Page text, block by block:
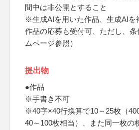
間中は非公開とすること
※生成AIを用いた作品、生成AIを
作品の応募も受付可、ただし、
ムページ参照）
提出物
●作品
※手書き不可
※40字×40行換算で10～25枚（
40～100枚相当）、また同一枚の